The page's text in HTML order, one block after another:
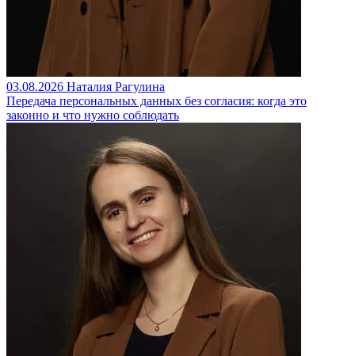
03.08.2026 Наталия Рагулина
Передача персональных данных без согласия: когда это
законно и что нужно соблюдать